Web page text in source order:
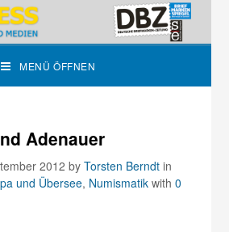
MENÜ ÖFFNEN
Adenauer
2012byTorsten Berndt in
und Übersee, Numismatik with0